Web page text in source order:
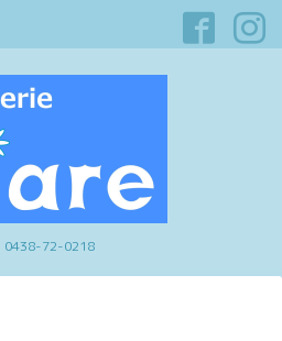
0438-72-0218